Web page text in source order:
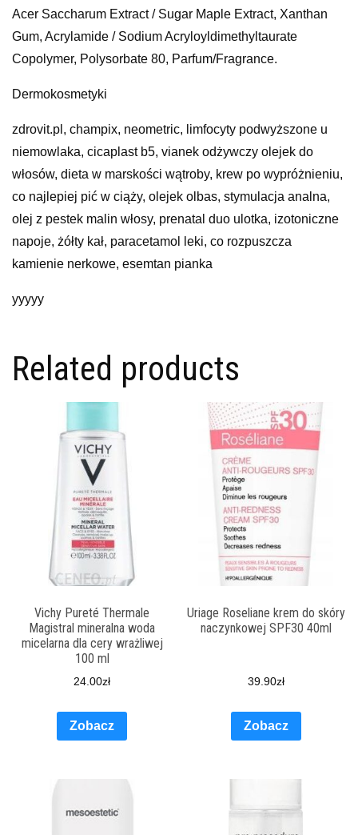
Acer Saccharum Extract / Sugar Maple Extract, Xanthan
Gum, Acrylamide / Sodium Acryloyldimethyltaurate
Copolymer, Polysorbate 80, Parfum/Fragrance.
Dermokosmetyki
zdrovit.pl, champix, neometric, limfocyty podwyższone u
niemowlaka, cicaplast b5, vianek odżywczy olejek do
włosów, dieta w marskości wątroby, krew po wypróżnieniu,
co najlepiej pić w ciąży, olejek olbas, stymulacja analna,
olej z pestek malin włosy, prenatal duo ulotka, izotoniczne
napoje, żółty kał, paracetamol leki, co rozpuszcza
kamienie nerkowe, esemtan pianka
yyyyy
Related products
Vichy Pureté Thermale
Magistral mineralna woda
micelarna dla cery wrażliwej
100 ml
24.00zł
Zobacz
Uriage Roseliane krem do skóry
naczynkowej SPF30 40ml
39.90zł
Zobacz